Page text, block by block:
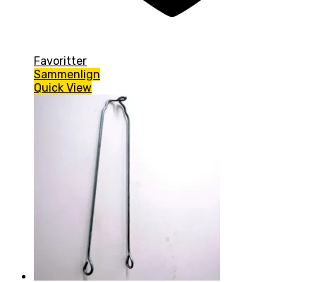
Favoritter
Sammenlign
Quick View